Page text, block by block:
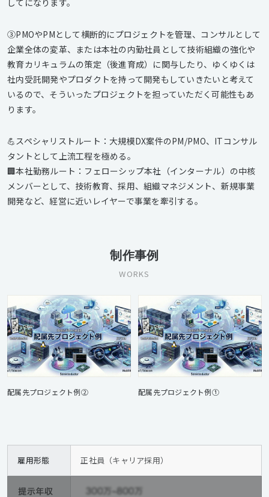
③PMOやPMとして横断的にプロジェクトを管理、コンサルとして
企業全体の変革、または本社の内勤社員として技術組織の強化や
教育カリキュラムの策定（後進育成）に関与したり、ゆくゆくは
社内受託開発やプロダクトを持って開発もしていきたいと考えて
いるので、そういったプロジェクトを担っていただく可能性もあ
ります。
💪スペシャリストルート：大規模DX案件のPM/PMO、ITコンサル
タントとして上流工程を極める。
🏢本社勤務ルート：フェローシップ本社（インターナル）の中核
メンバーとして、技術教育、採用、組織マネジメント、新規事業
開発など、経営に近いレイヤーで事業を牽引する。
制作事例
WORKS
配属先プロジェクト例② 配属先プロジェクト例①
雇用形態 正社員（キャリア採用）